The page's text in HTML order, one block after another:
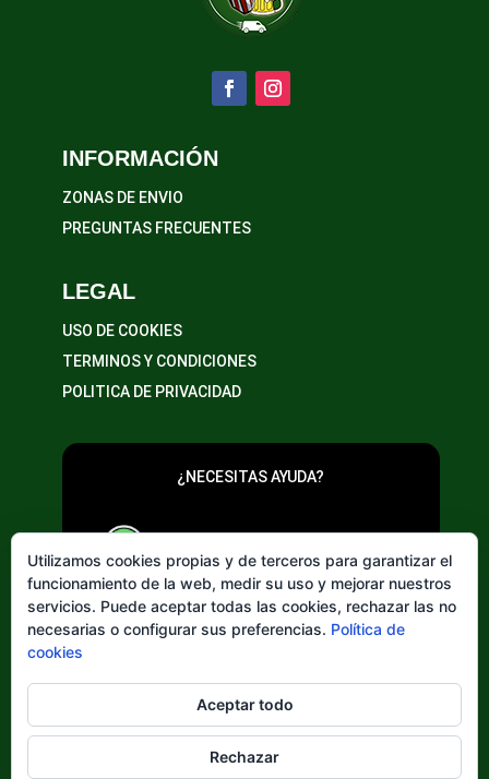
INFORMACIÓN
ZONAS DE ENVIO
PREGUNTAS FRECUENTES
LEGAL
USO DE COOKIES
TERMINOS Y CONDICIONES
POLITICA DE PRIVACIDAD
¿NECESITAS AYUDA?
Elegir
idioma
Utilizamos cookies propias y de terceros para garantizar el
funcionamiento de la web, medir su uso y mejorar nuestros
servicios. Puede aceptar todas las cookies, rechazar las no
necesarias o configurar sus preferencias. Política de
cookies
Aceptar todo
Rechazar